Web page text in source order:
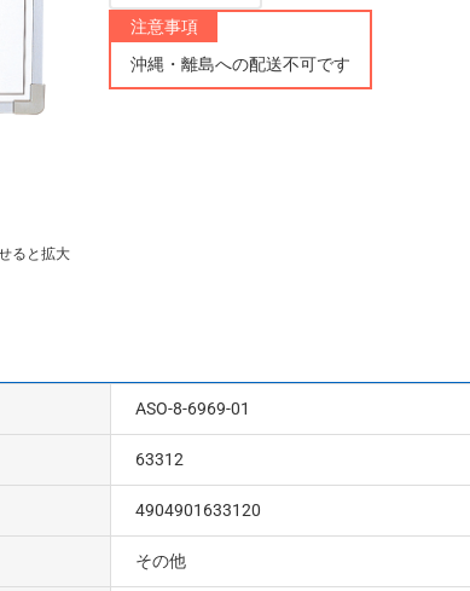
ると拡大
注意事項
沖縄・離島への配送不可です
ASO-8-6969-01
63312
4904901633120
その他